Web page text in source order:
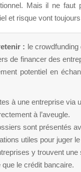
Mais il ne faut
et risque vont
: le
de financer des
potentiel en
à une entreprise via
à l’aveugle.
sont présentés
utiles pour juger
y trouvent une
que le crédit bancaire.